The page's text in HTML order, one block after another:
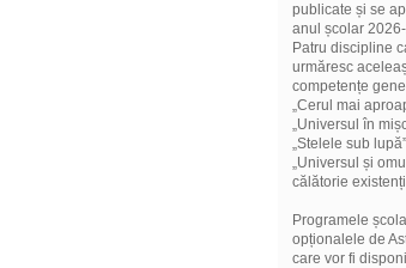
publicate și se
anul școlar
Patru discipline
urmăresc
competențe
„Cerul mai
„Universul în
„Stelele sub
„Universul și
călătorie
Programele
opționalele de
care vor fi